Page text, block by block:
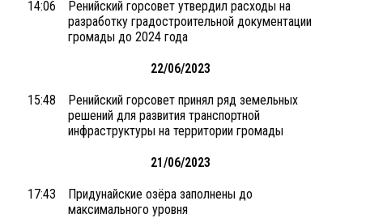
14:06
Ренийский горсовет утвердил расходы на
разработку градостроительной документации
громады до 2024 года
22/06/2023
15:48
Ренийский горсовет принял ряд земельных
решений для развития транспортной
инфраструктуры на территории громады
21/06/2023
17:43
Придунайские озёра заполнены до
максимального уровня